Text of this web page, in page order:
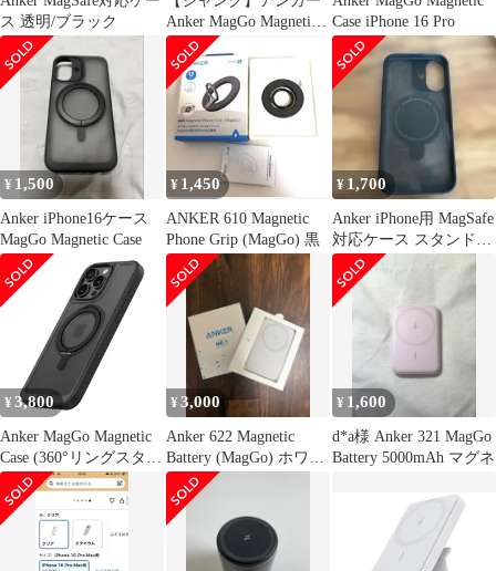
ス 透明/ブラック
Anker MagGo Magnetic
Case
Case iPhone 16 Pro
¥ 1,500
Anker iPhone16ケース
MagGo Magnetic Case
¥ 1,450
ANKER 610 Magnetic
Phone Grip (MagGo) 黒
¥ 1,700
Anker iPhone用 MagSafe
対応ケース スタンド付
き
¥ 3,800
Anker MagGo Magnetic
Case (360°リングスタン
ド, iPhone16 Pro用) ブ
ラック MagSafe対応 リ
ングスタンド付き スマ
ホケース
¥3,000
Anker 622 Magnetic
Battery (MagGo) ホワイ
ト
¥ 1,600
d*a様 Anker 321 MagGo
Battery 5000mAh マグネ